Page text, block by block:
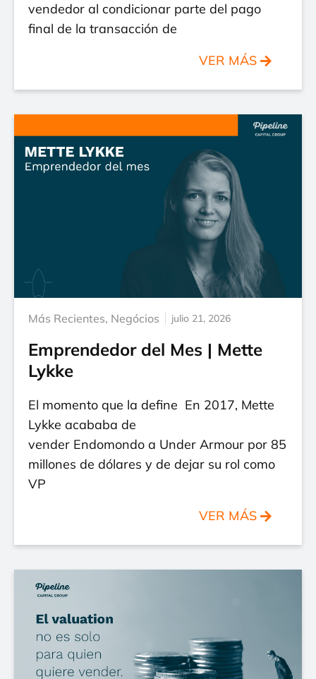
vendedor al condicionar parte del pago
final de la transacción de
VER MÁS
Más Recientes, Negócios julio 21, 2026
Emprendedor del Mes | Mette
Lykke
El momento que la define En 2017, Mette
Lykke acababa de
vender Endomondo a Under Armour por 85
millones de dólares y de dejar su rol como
VP
VER MÁS